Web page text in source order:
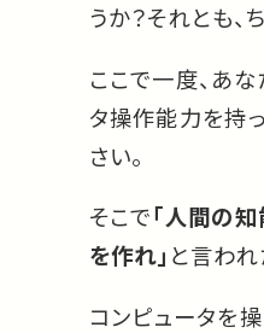
うか？それとも、
ここで一度、あ
タ操作能力を持
さい。
そこで「人間の
を作れ」 と言われ
コンピュータを